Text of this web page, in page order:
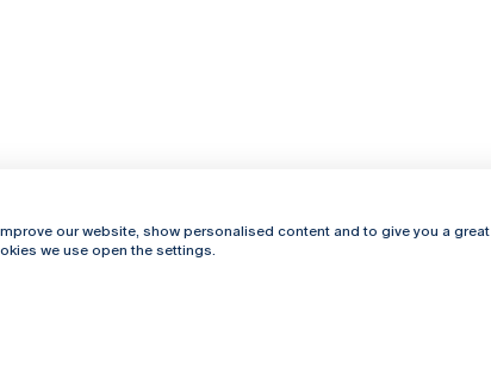
Campus Online
our website, show personalised content and to give you a great
we use open the settings.